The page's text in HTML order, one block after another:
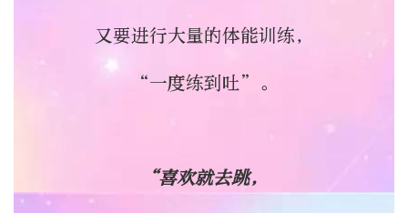
又要进行大量的体能训练，
“一度练到吐”。
“喜欢就去跳，